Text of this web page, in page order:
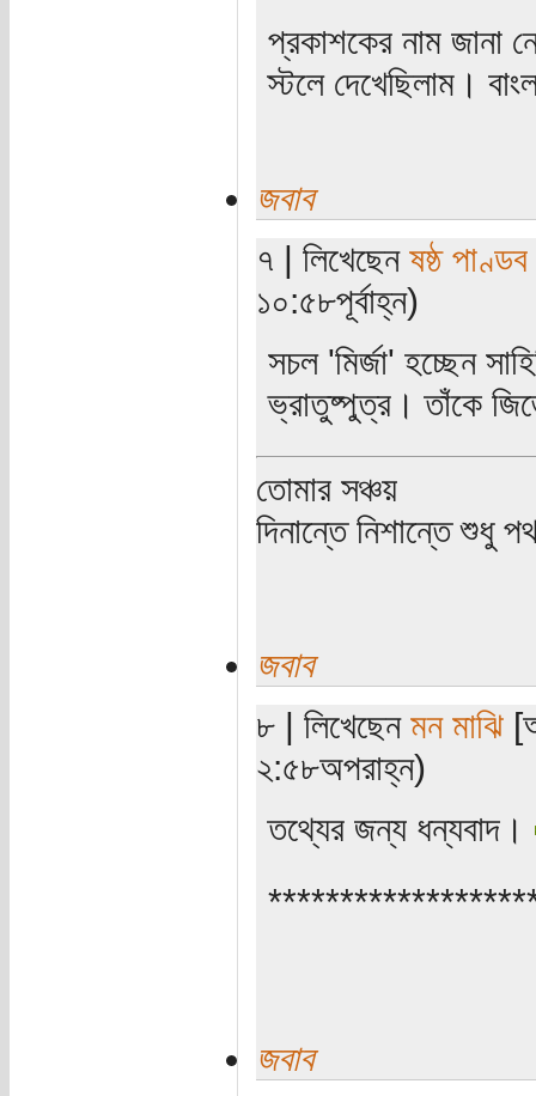
প্রকাশকের নাম জানা
স্টলে দেখেছিলাম।
জবাব
৭ | লিখেছেন ষষ্ঠ পাণ্ডব
১০:৫৮পূর্বাহ্ন)
সচল 'মির্জা' হচ্ছেন
ভ্রাতুষ্পুত্র। তাঁকে
তোমার সঞ্চয়
দিনান্তে নিশান্তে শুধু
জবাব
৮ | লিখেছেন মন মাঝি
২:৫৮অপরাহ্ন)
তথ্যের জন্য ধন্যবাদ।
জবাব